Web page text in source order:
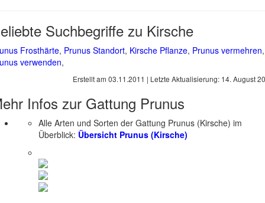
Suchbegriffe zu Kirsche
Frosthärte, Prunus Standort, Kirsche Pflanze, Prunus vermehren,
verwenden,
Erstellt am 03.11.2011 | Letzte Aktualisierung: 14. August
Infos zur Gattung Prunus
Alle Arten und Sorten der Gattung Prunus (Kirsche) im
Überblick: Übersicht Prunus (Kirsche)